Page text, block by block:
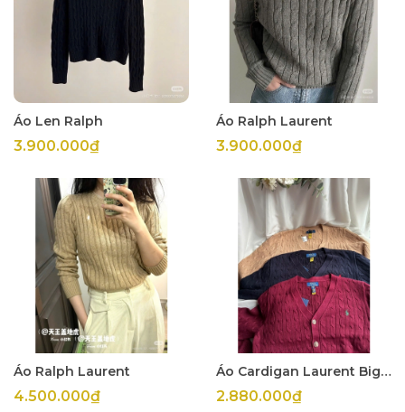
Áo Len Ralph
3.900.000₫
Áo Ralph Laurent
3.900.000₫
Áo Ralph Laurent
4.500.000₫
Áo Cardigan Laurent Big Boy
2.880.000₫